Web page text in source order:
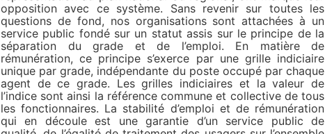
opposition avec ce système. Sans revenir sur toutes les
questions de fond, nos organisations sont attachées à un
service public fondé sur un statut assis sur le principe de la
séparation du grade et de l’emploi. En matière de
rémunération, ce principe s’exerce par une grille indiciaire
unique par grade, indépendante du poste occupé par chaque
agent de ce grade. Les grilles indiciaires et la valeur de
l’indice sont ainsi la référence commune et collective de tous
les fonctionnaires. La stabilité d’emploi et de rémunération
qui en découle est une garantie d’un service public de